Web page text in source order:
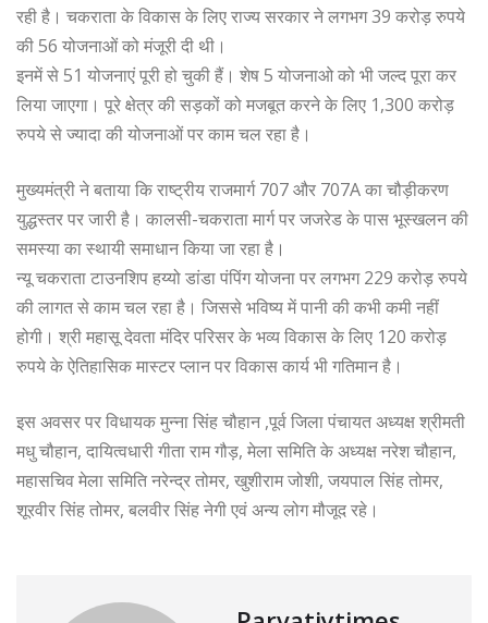
रही है। चकराता के विकास के लिए राज्य सरकार ने लगभग 39 करोड़ रुपये
की 56 योजनाओं को मंजूरी दी थी।
इनमें से 51 योजनाएं पूरी हो चुकी हैं। शेष 5 योजनाओ को भी जल्द पूरा कर
लिया जाएगा। पूरे क्षेत्र की सड़कों को मजबूत करने के लिए 1,300 करोड़
रुपये से ज्यादा की योजनाओं पर काम चल रहा है।
मुख्यमंत्री ने बताया कि राष्ट्रीय राजमार्ग 707 और 707A का चौड़ीकरण
युद्धस्तर पर जारी है। कालसी-चकराता मार्ग पर जजरेड के पास भूस्खलन की
समस्या का स्थायी समाधान किया जा रहा है।
न्यू चकराता टाउनशिप हय्यो डांडा पंपिंग योजना पर लगभग 229 करोड़ रुपये
की लागत से काम चल रहा है। जिससे भविष्य में पानी की कभी कमी नहीं
होगी। श्री महासू देवता मंदिर परिसर के भव्य विकास के लिए 120 करोड़
रुपये के ऐतिहासिक मास्टर प्लान पर विकास कार्य भी गतिमान है।
इस अवसर पर विधायक मुन्ना सिंह चौहान ,पूर्व जिला पंचायत अध्यक्ष श्रीमती
मधु चौहान, दायित्वधारी गीता राम गौड़, मेला समिति के अध्यक्ष नरेश चौहान,
महासचिव मेला समिति नरेन्द्र तोमर, खुशीराम जोशी, जयपाल सिंह तोमर,
शूरवीर सिंह तोमर, बलवीर सिंह नेगी एवं अन्य लोग मौजूद रहे।